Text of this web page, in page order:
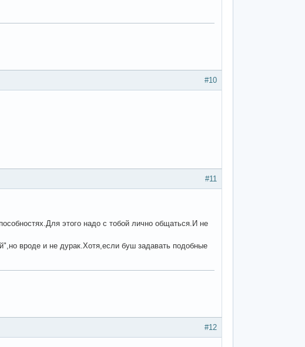
#10
#11
этого надо с тобой лично общаться.И не
вроде и не дурак.Хотя,если буш задавать подобные
#12